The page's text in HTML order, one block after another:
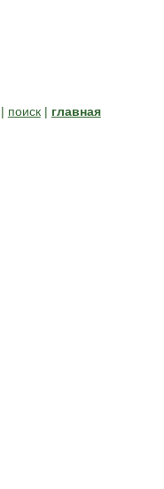
| поиск| главная